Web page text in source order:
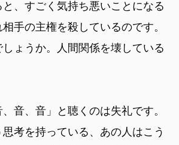
と、すごく気持ち悪いことになる
手の主権を殺しているのです。
ょうか。人間関係を壊している
音、音」と聴くのは失礼です。
考を持っている、あの人はこう